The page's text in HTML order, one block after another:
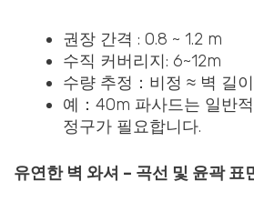
권장 간격 : 0.8 ~ 1.2 m
수직 커버리지: 6~12m
수량 추정：비정 ≈ 벽 길
예：40m 파사드는 일반
정구가 필요합니다.
유연한 벽 와셔 – 곡선 및 윤곽 표